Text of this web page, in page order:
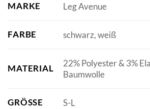
MARKE Leg Avenue
FARBE schwarz, weiß
MATERIAL
22% Polyester & 3%
Baumwolle
GRÖSSE S-L